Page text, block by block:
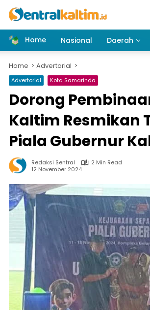
Home
Nasional Daerah
Home Advertorial
Advertorial Kota Samarinda
Dorong
Kaltim Resmikan
Piala Gubernur
Redaksi Sentral
2 Min Read
12 November 2024